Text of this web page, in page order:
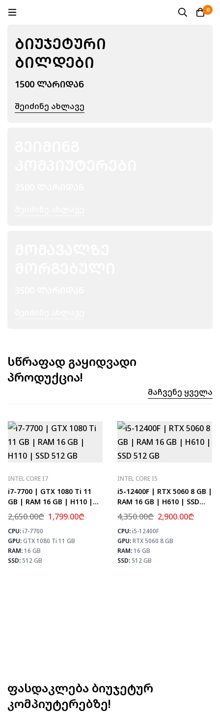
0
ᲑᲘᲣᲯᲔᲢᲣᲠᲘ
ᲑᲘᲚᲓᲔᲑᲘ
1500 ᲚᲐᲠᲘᲓᲐᲜ
Შეიძინე Ახლავე
სწრაფად გაყიდვადი
პროდუქცია!
Მაჩვენე Ყველა
INTEL CORE I7
i7-7700 | GTX 1080 Ti 11
GB | RAM 16 GB | H110 |
SSD 512 GB
2,650.00₾ 1,799.00₾
CPU:i7-7700
GPU:GTX 1080 Ti 11 GB
RAM:16 GB
SSD:512 GB
⚡ MAX FPS
CS2
156
PUBG
101
Fortnite
119
INTEL CORE I5
i5-12400F | RTX 5060 8 GB |
RAM 16 GB | H610 | SSD
512 GB
4,350.00₾ 2,900.00₾
CPU:i5-12400F
GPU:RTX 5060 8 GB
RAM:16 GB
SSD:512 GB
ფასდაკლება ბიუჯეტურ
კომპიუტერებზე!